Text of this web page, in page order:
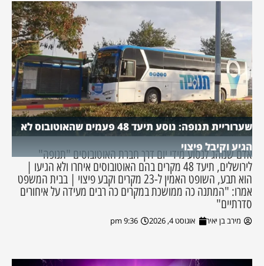
שערוריית תנופה: נוסע תיעד 48 פעמים שהאוטובוס לא
הגיע וקיבל פיצוי
אדם שנוהג לנסוע מידי יום דרך חברת האוטובוסים "תנופה"
לירושלים, תיעד 48 מקרים בהם האוטובוסים איחרו ולא הגיעו |
הוא תבע, השופט האמין ל-23 מקרים וקבע פיצוי | בבית המשפט
אמרו: "המתנה כה ממושכת במקרים כה רבים מעידה על איחורים
סדרתיים"
מירב בן יאיר אוגוסט 4, 2026 9:36 pm